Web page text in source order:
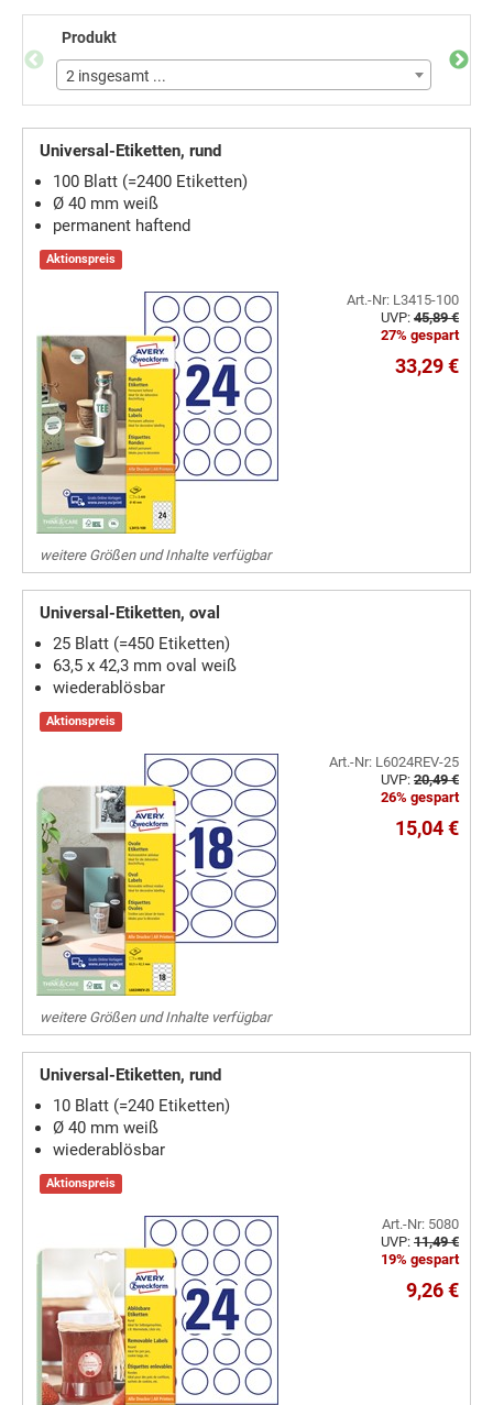
Produkt
2 insgesamt ...
Universal-Etiketten, rund
100 Blatt (=2400 Etiketten)
Ø 40 mm weiß
permanent haftend
Aktionspreis
Art.-Nr: L3415-100
UVP: 45,89 €
27% gespart
33,29 €
weitere Größen und Inhalte verfügbar
Universal-Etiketten, oval
25 Blatt (=450 Etiketten)
63,5 x 42,3 mm oval weiß
wiederablösbar
Aktionspreis
Art.-Nr: L6024REV-25
UVP: 20,49 €
26% gespart
15,04 €
weitere Größen und Inhalte verfügbar
Universal-Etiketten, rund
10 Blatt (=240 Etiketten)
Ø 40 mm weiß
wiederablösbar
Aktionspreis
Art.-Nr: 5080
UVP: 11,49 €
19% gespart
9,26 €